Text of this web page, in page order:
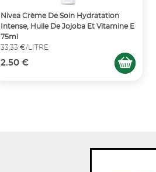
Nivea Crème De Soin Hydratation
Intense, Huile De Jojoba Et Vitamine E
75ml
33,33 €/LITRE
2.50 €